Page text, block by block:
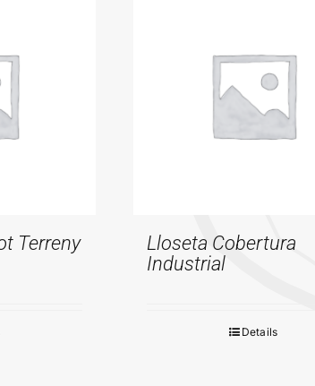
Terreny
Lloseta Cobertura
Industrial
Details